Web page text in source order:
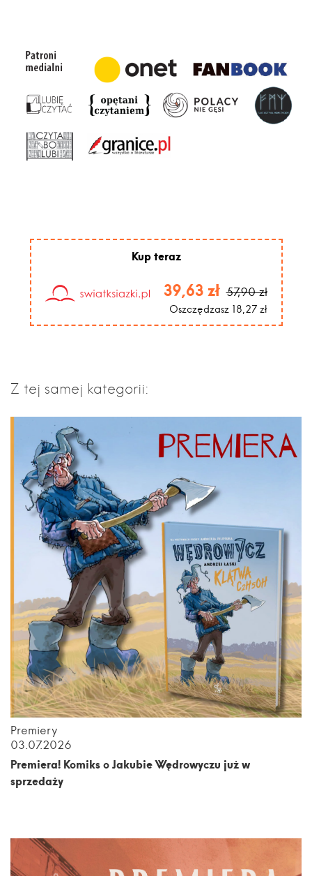
Kup teraz
39,63 zł 57,90 zł
Oszczędzasz 18,27 zł
Z tej samej kategorii:
Premiery
03.07.2026
Premiera! Komiks o Jakubie Wędrowyczu już w
sprzedaży